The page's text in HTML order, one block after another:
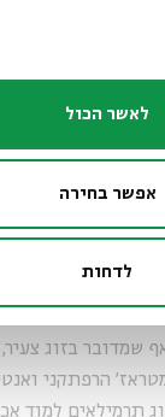
לאשר הכול
אפשר בחירה
לדחות
עומדים חסרי
"הקלוקלת",
למגבעת רחבת
שמדובר בזוג
הרפתקני
תרמילאים למוד